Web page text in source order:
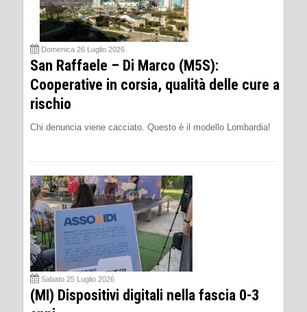
Domenica 26 Luglio 2026
San Raffaele – Di Marco (M5S):
Cooperative in corsia, qualità delle cure a
rischio
Chi denuncia viene cacciato. Questo è il modello Lombardia!
Sabato 25 Luglio 2026
(MI) Dispositivi digitali nella fascia 0-3